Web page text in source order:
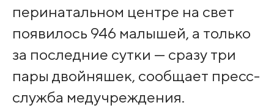
перинатальном центре на свет
появилось 946 малышей, а только
за последние сутки — сразу три
пары двойняшек, сообщает пресс-
служба медучреждения.